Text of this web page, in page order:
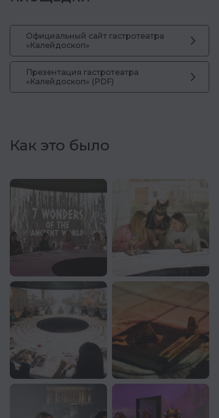
Официальный сайт гастротеатра
«Калейдоскоп»
Презентация гастротеатра
«Калейдоскоп» (PDF)
Как это было